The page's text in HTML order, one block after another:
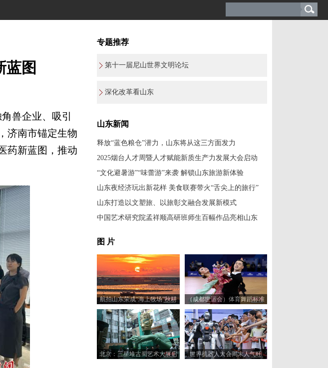
蓝图
兽企业、吸引
济南市锚定生物
药新蓝图，推动
专题推荐
第十一届尼山世界文明论坛
深化改革看山东
山东新闻
释放“蓝色粮仓”潜力，山东将从这三方面发力
2025烟台人才周暨人才赋能新质生产力发展大会启动
“文化避暑游”“味蕾游”来袭 解锁山东旅游新体验
山东夜经济玩出新花样 美食联赛带火“舌尖上的旅行”
山东打造以文塑旅、以旅彰文融合发展新模式
中国艺术研究院孟祥顺高研班师生百幅作品亮相山东
图 片
航拍山东荣成“海上牧场”秋耕
美景
（成都世运会）体育舞蹈标准
舞比赛：23对选手赛场尽展舞
姿
北京：三星堆古蜀艺术大展启
世界机器人大会周末人气旺